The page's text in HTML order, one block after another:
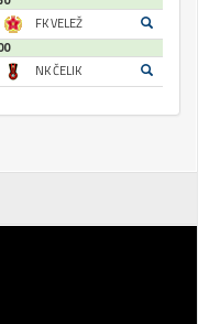
FK VELEŽ
NK ČELIK